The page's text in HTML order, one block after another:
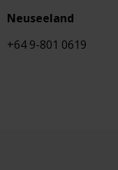
Neuseeland
+64 9-801 0619